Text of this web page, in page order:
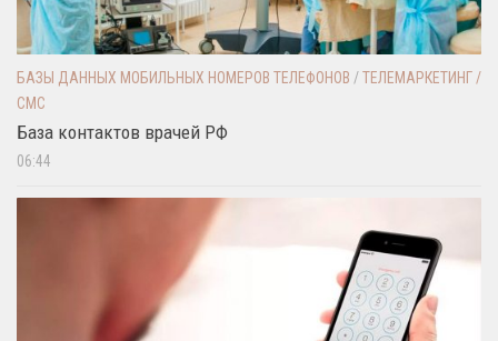
БАЗЫ ДАННЫХ МОБИЛЬНЫХ НОМЕРОВ ТЕЛЕФОНОВ /ТЕЛЕМАРКЕТИНГ /
СМС
База контактов врачей РФ
06:44